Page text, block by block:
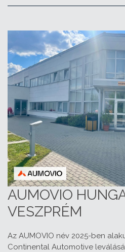
AUMOVIO
VESZPRÉM
Az AUMOVIO név 2025-ben
Continental Automotive